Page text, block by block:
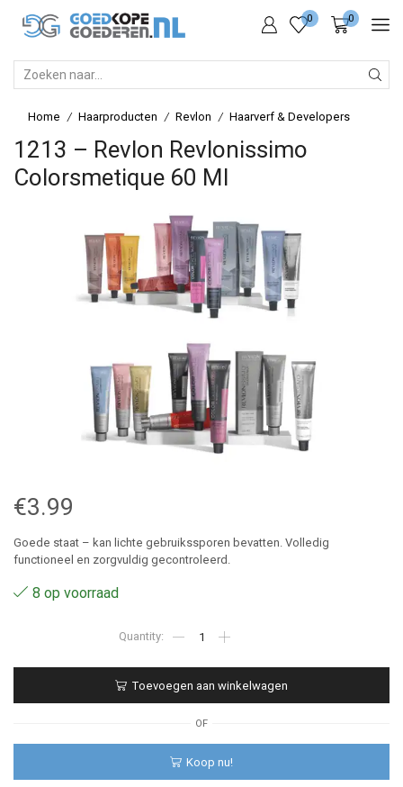
0 0
Home / Haarproducten / Revlon / Haarverf & Developers
1213 – Revlon Revlonissimo
Colorsmetique 60 Ml
€3.99
Goede staat – kan lichte gebruikssporen bevatten. Volledig
functioneel en zorgvuldig gecontroleerd.
8 op voorraad
Colorsmetique
60
Toevoegen aan winkelwagen
OF
Koop nu!